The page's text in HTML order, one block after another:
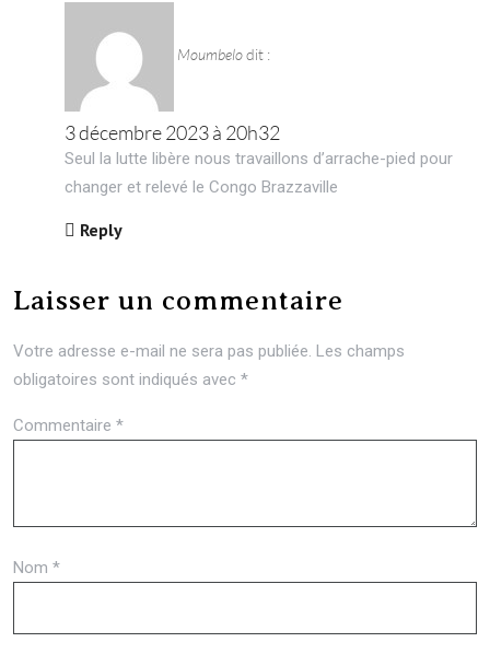
Moumbelodit :
3 décembre 2023 à 20h32
Seul la lutte libère nous travaillons d’arrache-pied pour
changer et relevé le Congo Brazzaville
Reply
Laisser un commentaire
Votre adresse e-mail ne sera pas publiée. Les champs
obligatoires sont indiqués avec *
Commentaire *
Nom *